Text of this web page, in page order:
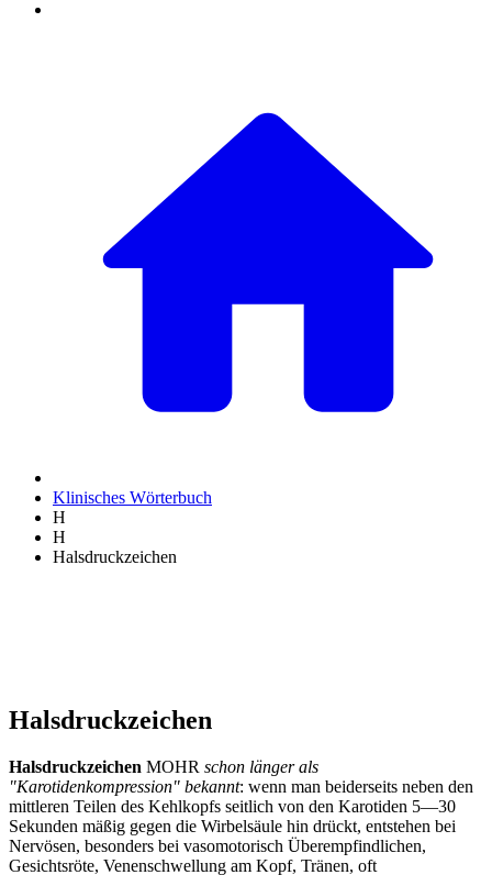
Klinisches Wörterbuch
H
H
Halsdruckzeichen
Halsdruckzeichen
Halsdruckzeichen MOHR schon länger als
"Karotidenkompression" bekannt: wenn man beiderseits neben den
mittleren Teilen des Kehlkopfs seitlich von den Karotiden 5—30
Sekunden mäßig gegen die Wirbelsäule hin drückt, entstehen bei
Nervösen, besonders bei vasomotorisch Überempfindlichen,
Gesichtsröte, Venenschwellung am Kopf, Tränen, oft